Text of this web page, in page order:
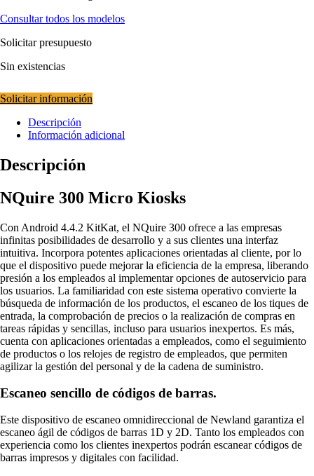
Consultar todos los modelos
Solicitar presupuesto
Sin existencias
Solicitar información
Descripción
Información adicional
Descripción
NQuire 300 Micro Kiosks
Con Android 4.4.2 KitKat, el NQuire 300 ofrece a las empresas
infinitas posibilidades de desarrollo y a sus clientes una interfaz
intuitiva. Incorpora potentes aplicaciones orientadas al cliente, por lo
que el dispositivo puede mejorar la eficiencia de la empresa, liberando
presión a los empleados al implementar opciones de autoservicio para
los usuarios. La familiaridad con este sistema operativo convierte la
búsqueda de información de los productos, el escaneo de los tiques de
entrada, la comprobación de precios o la realización de compras en
tareas rápidas y sencillas, incluso para usuarios inexpertos. Es más,
cuenta con aplicaciones orientadas a empleados, como el seguimiento
de productos o los relojes de registro de empleados, que permiten
agilizar la gestión del personal y de la cadena de suministro.
Escaneo sencillo de códigos de barras.
Este dispositivo de escaneo omnidireccional de Newland garantiza el
escaneo ágil de códigos de barras 1D y 2D. Tanto los empleados con
experiencia como los clientes inexpertos podrán escanear códigos de
barras impresos y digitales con facilidad.